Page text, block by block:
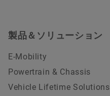
製品＆ソリューション
E-Mobility
Powertrain & Chassis
Vehicle Lifetime Solutions